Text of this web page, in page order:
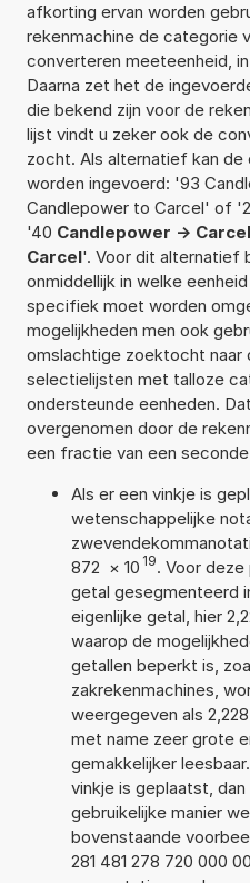
afkorting ervan worden
rekenmachine de categorie
converteren meeteenheid,
Daarna zet het de
die bekend zijn voor de
lijst vindt u zeker ook de
zocht. Als alternatief kan
worden ingevoerd: '93
Candlepower to Carcel' of
'40 Candlepower -> Carcel
Carcel'. Voor dit alternatief
onmiddellijk in welke
specifiek moet worden
mogelijkheden men ook
omslachtige zoektocht naar
selectielijsten met talloze
ondersteunde eenheden.
overgenomen door de
een fractie van een
Als er een vinkje is
wetenschappelijke
872 × 10 19. Voor
getal gesegmenteerd
eigenlijke getal, hier
waarop de
getallen beperkt is,
zakrekenmachines,
weergegeven als
met name zeer grote
gemakkelijker
vinkje is geplaatst,
gebruikelijke manier
bovenstaande
281 481 278 720 000